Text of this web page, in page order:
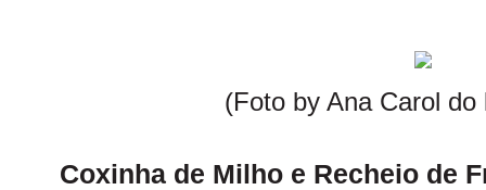
(Foto by Ana Carol do
Coxinha de Milho e Recheio de